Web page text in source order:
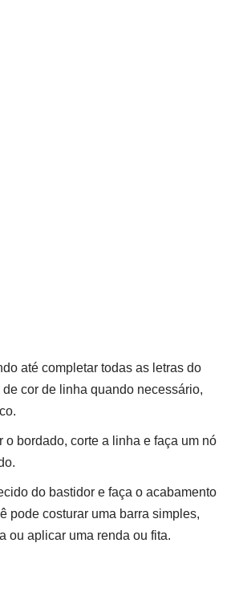
até completar todas as letras do
cor de linha quando necessário,
o bordado, corte a linha e faça um nó
do bastidor e faça o acabamento
pode costurar uma barra simples,
ou aplicar uma renda ou fita.